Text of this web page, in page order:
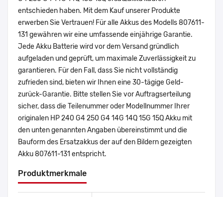
entschieden haben. Mit dem Kauf unserer Produkte
erwerben Sie Vertrauen! Für alle Akkus des Modells 807611-
131 gewähren wir eine umfassende einjährige Garantie.
Jede Akku Batterie wird vor dem Versand gründlich
aufgeladen und geprüft, um maximale Zuverlässigkeit zu
garantieren. Für den Fall, dass Sie nicht vollständig
zufrieden sind, bieten wir Ihnen eine 30-tägige Geld-
zurück-Garantie. Bitte stellen Sie vor Auftragserteilung
sicher, dass die Teilenummer oder Modellnummer Ihrer
originalen HP 240 G4 250 G4 14G 14Q 15G 15Q Akku mit
den unten genannten Angaben übereinstimmt und die
Bauform des Ersatzakkus der auf den Bildern gezeigten
Akku 807611-131 entspricht.
Produktmerkmale